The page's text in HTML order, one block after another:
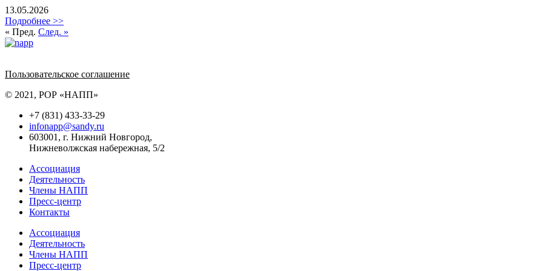
13.05.2026
Подробнее >>
« Пред. След. »
Пользовательское соглашение
© 2021, РОР «НАПП»
+7 (831) 433-33-29
infonapp@sandy.ru
603001, г. Нижний Новгород,
Нижневолжская набережная, 5/2
Ассоциация
Деятельность
Члены НАПП
Пресс-центр
Контакты
Ассоциация
Деятельность
Члены НАПП
Пресс-центр